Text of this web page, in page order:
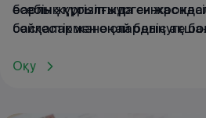
барлық құрылғыда
басқалармен оңай бөлісуге
Google Sheets икемдірек:
есебін жүргізіп жүрген жас
сөйлестік және олардың
Оқу